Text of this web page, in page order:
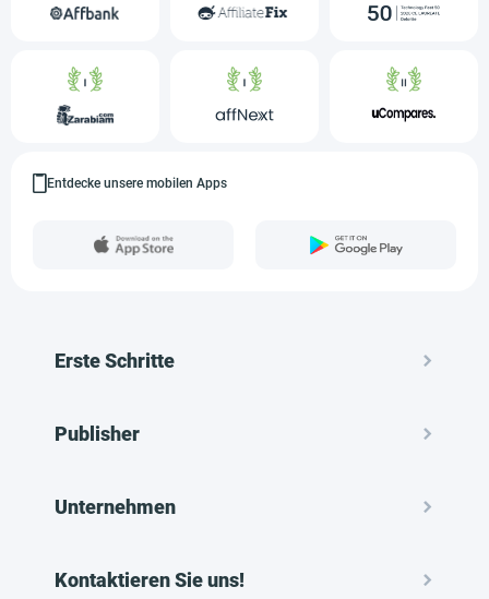
Entdecke unsere mobilen Apps
Erste Schritte
Publisher
Unternehmen
Kontaktieren Sie uns!